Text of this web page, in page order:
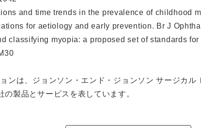
and time trends in the prevalence of childhood
for aetiology and early prevention. Br J
myopia: a proposed set of standards
ンは、ジョンソン・エンド・ジョンソン サージカ
製品とサービスを表しています。